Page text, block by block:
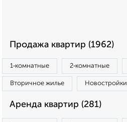
Продажа квартир (1962)
1‑комнатные 2‑комнатные
Вторичное жилье Новостройки
Аренда квартир (281)